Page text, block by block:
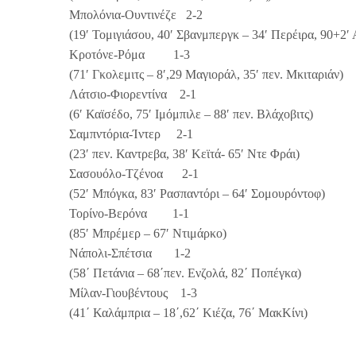
Μπολόνια-Ουντινέζε 2-2
(19′ Τομιγιάσου, 40′ Σβανμπεργκ – 34′ Περέιρα,
Κροτόνε-Ρόμα 1-3
(71′ Γκολεμιτς – 8′,29 Μαγιοράλ, 35′ πεν. Μκιταριάν)
Λάτσιο-Φιορεντίνα 2-1
(6′ Καϊσέδο, 75′ Ιμόμπιλε – 88′ πεν. Βλάχοβιτς)
Σαμπντόρια-Ίντερ 2-1
(23′ πεν. Καντρεβα, 38′ Κεϊτά- 65′ Ντε Φράι)
Σασουόλο-Τζένοα 2-1
(52′ Μπόγκα, 83′ Ρασπαντόρι – 64′ Σομουρόντοφ)
Τορίνο-Βερόνα 1-1
(85′ Μπρέμερ – 67′ Ντιμάρκο)
Νάπολι-Σπέτσια 1-2
(58΄ Πετάνια – 68΄πεν. Ενζολά, 82΄ Ποπέγκα)
Μίλαν-Γιουβέντους 1-3
(41΄ Καλάμπρια – 18΄,62΄ Κιέζα, 76΄ ΜακΚίνι)